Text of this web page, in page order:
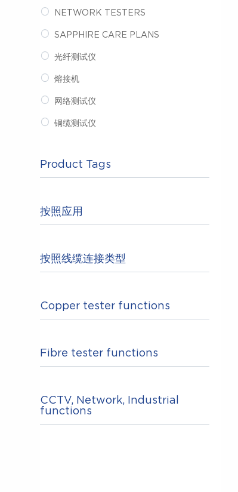
NETWORK TESTERS
SAPPHIRE CARE PLANS
光纤测试仪
熔接机
网络测试仪
铜缆测试仪
Product Tags
按照应用
按照线缆连接类型
Copper tester functions
Fibre tester functions
CCTV, Network, Industrial
functions